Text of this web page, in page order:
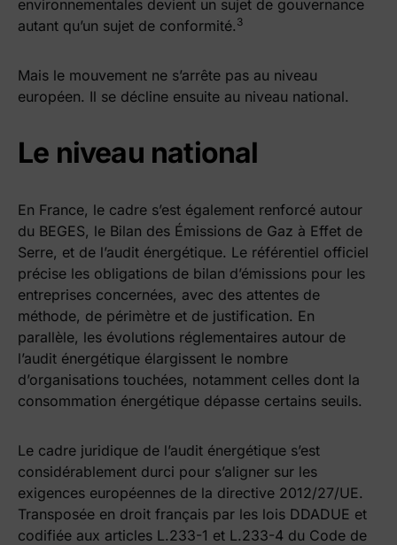
environnementales devient un sujet de gouvernance
autant qu’un sujet de conformité.​ 3
Mais le mouvement ne s’arrête pas au niveau
européen. Il se décline ensuite au niveau national.
Le niveau national
En France, le cadre s’est également renforcé autour
du BEGES, le Bilan des Émissions de Gaz à Effet de
Serre, et de l’audit énergétique. Le référentiel officiel
précise les obligations de bilan d’émissions pour les
entreprises concernées, avec des attentes de
méthode, de périmètre et de justification. En
parallèle, les évolutions réglementaires autour de
l’audit énergétique élargissent le nombre
d’organisations touchées, notamment celles dont la
consommation énergétique dépasse certains seuils.
Le cadre juridique de l’audit énergétique s’est
considérablement durci pour s’aligner sur les
exigences européennes de la directive 2012/27/UE.
Transposée en droit français par les lois DDADUE et
codifiée aux articles L.233-1 et L.233-4 du Code de